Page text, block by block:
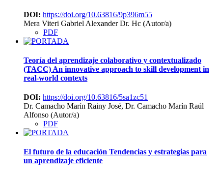
DOI: https://doi.org/10.63816/9p396m55
Mera Viteri Gabriel Alexander Dr. Hc (Autor/a)
PDF
Teoría del aprendizaje colaborativo y contextualizado
(TACC) An innovative approach to skill development in
real-world contexts
DOI: https://doi.org/10.63816/5sa1zc51
Dr. Camacho Marín Rainy José, Dr. Camacho Marín Raúl
Alfonso (Autor/a)
PDF
El futuro de la educación Tendencias y estrategias para
un aprendizaje eficiente